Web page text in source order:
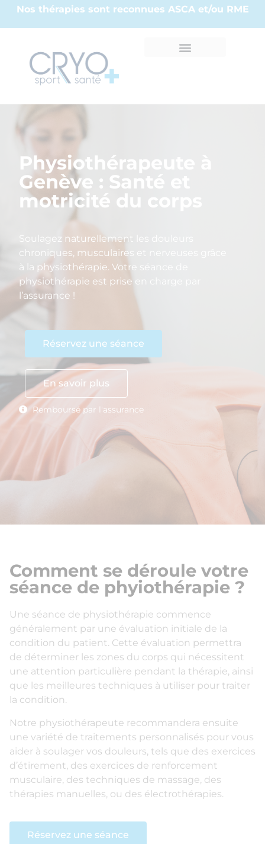
Nos thérapies sont reconnues ASCA et/ou RME
Physiothérapeute à
Genève : Santé et
motricité du corps
Soulagez naturellement les douleurs
chroniques, musculaires et nerveuses grâce
à la physiothérapie. Votre séance de
physiothérapie est prise en charge par
l’assurance !
Réservez une séance
En savoir plus
Remboursé par l'assurance
Comment se déroule votre
séance de phyiothérapie ?
Une séance de physiothérapie commence
généralement par une évaluation initiale de la
condition du patient. Cette évaluation permettra
de déterminer les zones du corps qui nécessitent
une attention particulière pendant la thérapie, ainsi
que les meilleures techniques à utiliser pour traiter
la condition.
Notre physiothérapeute recommandera ensuite
une variété de traitements personnalisés pour vous
aider à soulager vos douleurs, tels que des exercices
d’étirement, des exercices de renforcement
musculaire, des techniques de massage, des
thérapies manuelles, ou des électrothérapies.
Réservez une séance